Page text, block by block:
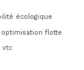
écologique
optimisation flotte
vtc